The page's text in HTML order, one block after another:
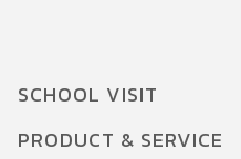
SCHOOL VISIT
PRODUCT & SERVICE